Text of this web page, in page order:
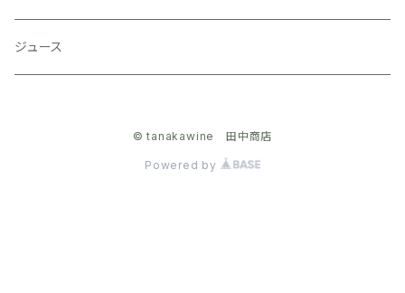
北海道
赤ワイン
ジュース
© tanakawine 田中商店
Powered by